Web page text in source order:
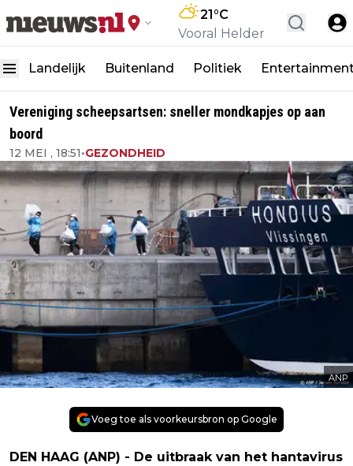
21°C
Vooral Helder
Landelijk Buitenland Politiek
Vereniging scheepsartsen: sneller mondkapjes op aan
boord
12 MEI , 18:51•GEZONDHEID
ANP
Voeg toe als voorkeursbron op Google
DEN HAAG (ANP) - De uitbraak van het hantavirus